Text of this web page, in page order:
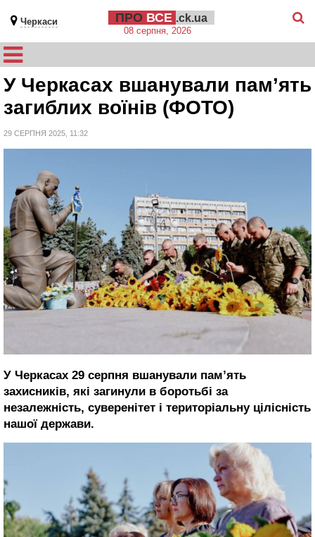
Черкаси ПРО ВСЕ .ck.ua
08 серпня, 2026
У Черкасах вшанували пам’ять
загиблих воїнів (ФОТО)
29 СЕРПНЯ 2025, 11:32
У Черкасах 29 серпня вшанували пам’ять
захисників, які загинули в боротьбі за
незалежність, суверенітет і територіальну цілісність
нашої держави.